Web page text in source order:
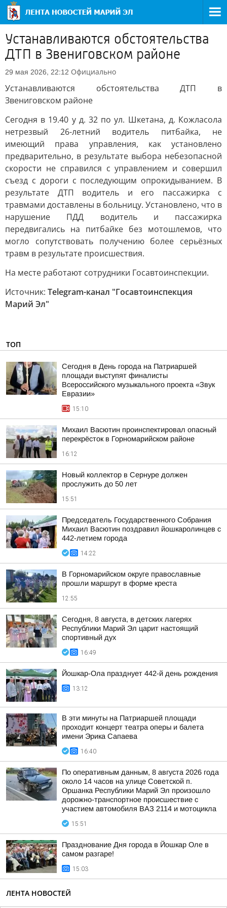
Устанавливаются обстоятельства
ДТП в Звениговском районе
29 мая 2026, 22:12 Официально
Устанавливаются обстоятельства ДТП в
Звениговском районе
Сегодня в 19.40 у д. 32 по ул. Шкетана, д. Кожласола
нетрезвый 26-летний водитель питбайка, не
имеющий права управления, как установлено
предварительно, в результате выбора небезопасной
скорости не справился с управлением и совершил
съезд с дороги с последующим опрокидыванием. В
результате ДТП водитель и его пассажирка с
травмами доставлены в больницу. Установлено, что в
нарушение ПДД водитель и пассажирка
передвигались на питбайке без мотошлемов, что
могло сопутствовать получению более серьёзных
травм в результате происшествия.
На месте работают сотрудники Госавтоинспекции.
Источник: Telegram-канал "Госавтоинспекция
Марий Эл"
ТОП
Сегодня в День города на Патриаршей
площади выступят финалисты
Всероссийского музыкального проекта «Звук
Евразии»
15:10
Михаил Васютин проинспектировал опасный
перекрёсток в Горномарийском районе
16:12
Новый коллектор в Сернуре должен
прослужить до 50 лет
15:51
Председатель Государственного Собрания
Михаил Васютин поздравил йошкаролинцев с
442-летием города
14:22
В Горномарийском округе православные
прошли маршрут в форме креста
12:55
Сегодня, 8 августа, в детских лагерях
Республики Марий Эл царит настоящий
спортивный дух
16:49
Йошкар-Ола празднует 442-й день рождения
13:12
В эти минуты на Патриаршей площади
проходит концерт театра оперы и балета
имени Эрика Сапаева
16:40
По оперативным данным, 8 августа 2026 года
около 14 часов на улице Советской п.
Оршанка Республики Марий Эл произошло
дорожно-транспортное происшествие с
участием автомобиля ВАЗ 2114 и мотоцикла
15:51
Празднование Дня города в Йошкар Оле в
самом разгаре!
15:03
ЛЕНТА НОВОСТЕЙ